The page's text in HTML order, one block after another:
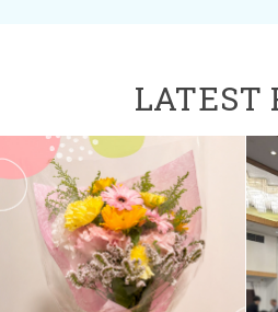
LATEST